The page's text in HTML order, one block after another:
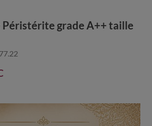
Péristérite grade A++ taille